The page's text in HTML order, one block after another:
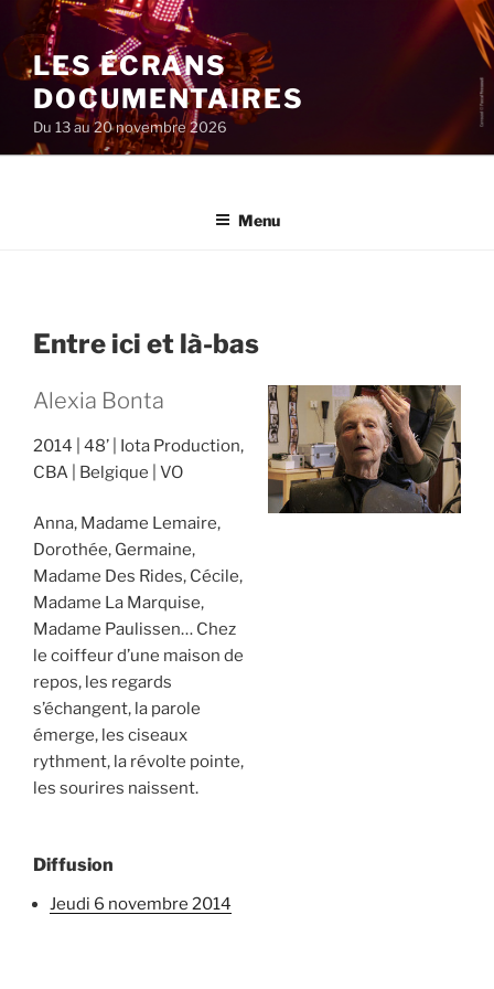
au
contenu
principal
LES ÉCRANS
DOCUMENTAIRES
Du 13 au 20 novembre 2026
Menu
Entre ici et là-bas
Alexia Bonta
2014 48’
Iota Production,
CBA
Belgique VO
Anna, Madame Lemaire,
Dorothée, Germaine,
Madame Des Rides, Cécile,
Madame La Marquise,
Madame Paulissen… Chez
le coiffeur d’une maison de
repos, les regards
s’échangent, la parole
émerge, les ciseaux
rythment, la révolte pointe,
les sourires naissent.
Diffusion
jeudi 6 novembre 2014